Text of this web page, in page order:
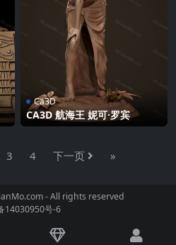
Ca3D
CA3D 航海王 妮可·罗宾
3 4 下一页 »
- All rights reserved
14030950号-6